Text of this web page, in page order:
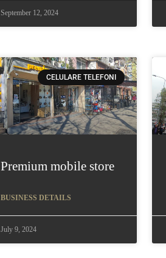
September 12, 2024
CELULARE TELEFONI
Premium mobile store
BUSINESS DETAILS
July 9, 2024